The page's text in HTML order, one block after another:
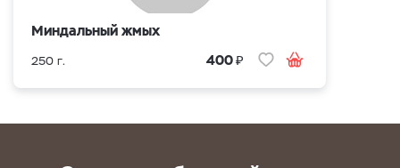
Миндальный жмых
250 г. 400₽